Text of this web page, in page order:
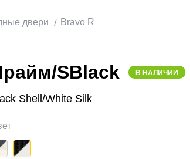
двери Bravo R
SBlack В НАЛИЧИИ
Shell/White Silk